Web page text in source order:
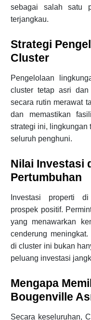
sebagai salah satu
terjangkau.
Strategi
Cluster
Pengelolaan
cluster tetap asri
secara rutin merawat
dan memastikan
strategi ini, lingkungan
seluruh penghuni.
Nilai Investasi
Pertumbuhan
Investasi properti
prospek positif.
yang menawarkan
cenderung
di cluster ini bukan
peluang investasi
Mengapa
Bougenville
Secara keseluruhan,